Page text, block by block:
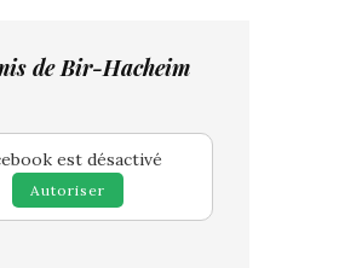
de Bir-Hacheim
est désactivé
Autoriser